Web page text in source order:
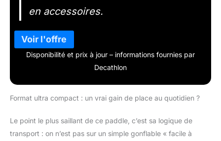
en accessoires.
Disponibilité et prix à jour – informations fournies par
Decathlon
Format ultra compact : un vrai gain de place au quotidien ?
Le point le plus saillant de ce paddle, c’est sa logique de
transport : on n’est pas sur un simple gonflable « facile à